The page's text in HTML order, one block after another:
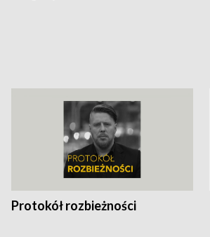
Protokół rozbieżności